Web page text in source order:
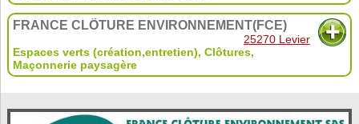
FRANCE CLÔTURE ENVIRONNEMENT(FCE)
25270 Levier
Espaces verts (création,entretien), Clôtures,
Maçonnerie paysagère